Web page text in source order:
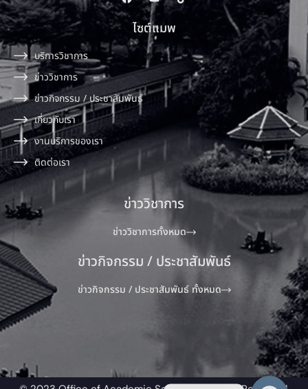
ไซต์แมพ
บริการวิชาการ
ข่าววิชาการ
ข่าวกิจกรรม / ประชาสัมพันธ์
เกี่ยวกับเรา
งานบริการของเรา
ติดต่อเรา
ข่าววิชาการ
ข่าววิชาการทั้งหมด
ข่าวกิจกรรม / ประชาสัมพันธ์
ข่าวกิจกรรม / ประชาสัมพันธ์ ทั้งหมด